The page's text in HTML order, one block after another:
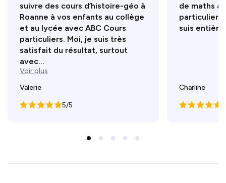
suivre des cours d’histoire-géo à
Roanne à vos enfants au collège
et au lycée avec ABC Cours
particuliers. Moi, je suis très
satisfait du résultat, surtout
avec...
Voir plus
Valerie
5/5
de maths
particuliers
suis
Charline